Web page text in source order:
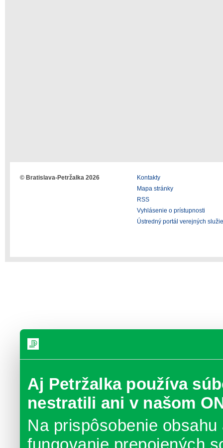
Aj Petržalka používa
nestratili ani v našom
Na prispôsobenie
© Bratislava-Petržalka 2026
Kontakty
Mapa stránky
RSS
Vyhlásenie o prístupnosti
Ústredný portál verejných